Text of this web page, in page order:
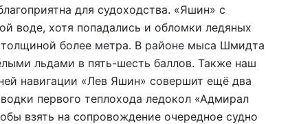
для судоходства. «Яшин» с
воде, хотя попадались и обломки ледяных
более метра. В районе мыса Шмидта
льдами в пять-шесть баллов. Также наш
навигации «Лев Яшин» совершит ещё два
первого теплохода ледокол «Адмирал
взять на сопровождение очередное судно